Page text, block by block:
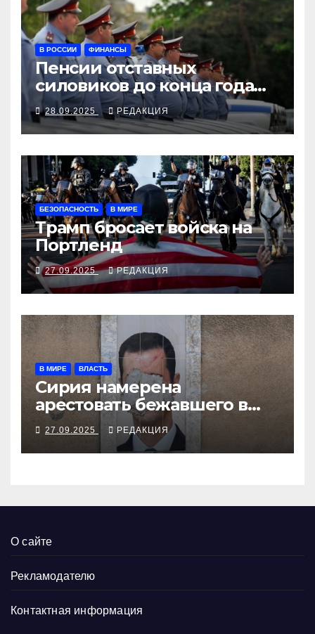
В РОССИИ ФИНАНСЫ
Пенсии отставных
силовиков до конца года
повысятся вместе с
окладами действующих
28.09.2025 РЕДАКЦИЯ
БЕЗОПАСНОСТЬ В МИРЕ
Трамп бросает войска на
Портленд
27.09.2025 РЕДАКЦИЯ
В МИРЕ ВЛАСТЬ
Сирия намерена
арестовать бежавшего в
Москву экс-диктатора
27.09.2025 РЕДАКЦИЯ
О сайте
Рекламодателю
Контактная информация